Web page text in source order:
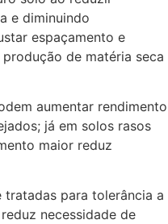
e diminuindo
espaçamento e
de matéria seca
aumentar rendimento
já em solos rasos
maior reduz
tratadas para tolerância a
necessidade de